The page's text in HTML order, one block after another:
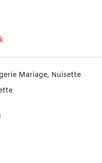
Mariage, Nuisette